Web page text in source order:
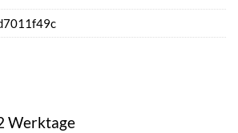
Werktage